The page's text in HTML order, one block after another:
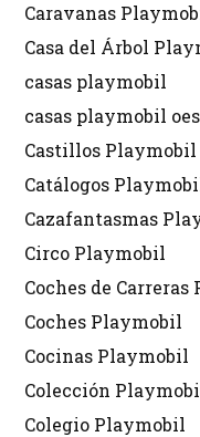
Caravanas
Casa del Árbol
casas playmobil
casas playmobil
Castillos Playmobil
Catálogos
Cazafantasmas
Circo Playmobil
Coches de
Coches Playmobil
Cocinas Playmobil
Colección
Colegio Playmobil